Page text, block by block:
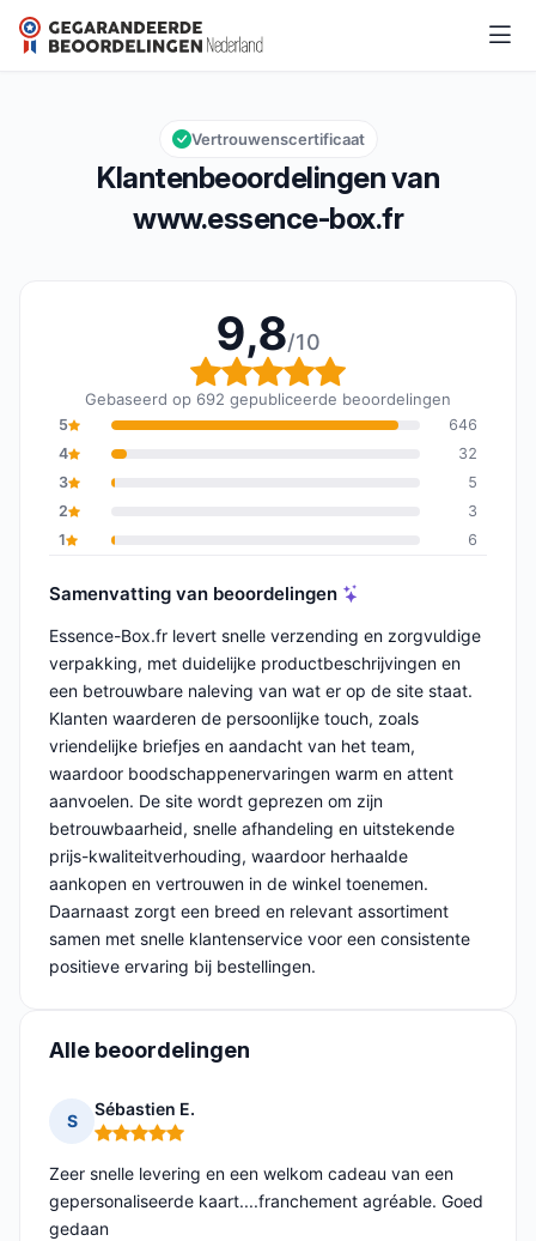
www.essence-box.fr
Algemene beoordeling: 9,8 van 10
9,8/10
Klantenbeoordelingen van
www.essence-box.fr
Vertrouwenscertificaat
9,8/10
Algemene beoordeling:
Gebaseerd op 692 gepubliceerde beoordelingen
5
646
4
32
3
5
2
3
1
6
Samenvatting van beoordelingen
Essence-Box.fr levert snelle verzending en zorgvuldige
verpakking, met duidelijke productbeschrijvingen en
een betrouwbare naleving van wat er op de site staat.
Klanten waarderen de persoonlijke touch, zoals
vriendelijke briefjes en aandacht van het team,
waardoor boodschappenervaringen warm en attent
aanvoelen. De site wordt geprezen om zijn
betrouwbaarheid, snelle afhandeling en uitstekende
prijs-kwaliteitverhouding, waardoor herhaalde
aankopen en vertrouwen in de winkel toenemen.
Daarnaast zorgt een breed en relevant assortiment
samen met snelle klantenservice voor een consistente
positieve ervaring bij bestellingen.
Alle beoordelingen
S
Sébastien E.
Opmerking: 5 van 5
Zeer snelle levering en een welkom cadeau van een
gepersonaliseerde kaart....franchement agréable. Goed
gedaan